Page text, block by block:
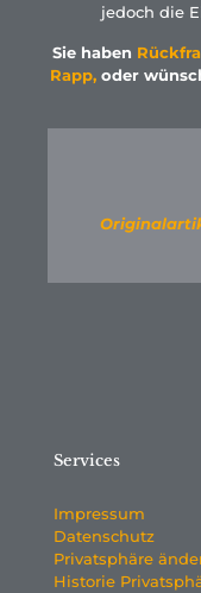
jedoch die
Sie haben
Rapp, oder
Services
Impressum
Datenschutz
Privatsphäre
Historie